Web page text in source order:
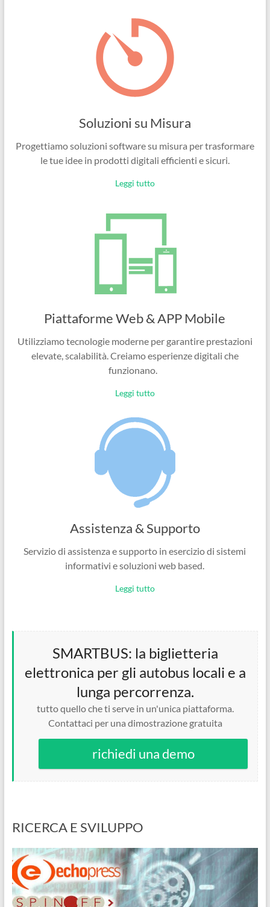
Soluzioni su Misura
Progettiamo soluzioni software su misura per trasformare
le tue idee in prodotti digitali efficienti e sicuri.
Leggi tutto
Piattaforme Web & APP Mobile
Utilizziamo tecnologie moderne per garantire prestazioni
elevate, scalabilità. Creiamo esperienze digitali che
funzionano.
Leggi tutto
Assistenza & Supporto
Servizio di assistenza e supporto in esercizio di sistemi
informativi e soluzioni web based.
Leggi tutto
SMARTBUS: la biglietteria
elettronica per gli autobus locali e a
lunga percorrenza.
tutto quello che ti serve in un'unica piattaforma.
Contattaci per una dimostrazione gratuita
richiedi una demo
RICERCA E SVILUPPO